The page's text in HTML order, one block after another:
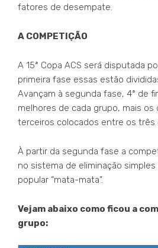
fatores de desempate.
A COMPETIÇÃO
A 15ª Copa ACS será disputada
primeira fase essas estão
Avançam à segunda fase, 4ª de
melhores de cada grupo, mais os
terceiros colocados entre os três
À partir da segunda fase a
no sistema de eliminação
popular “mata-mata”.
Vejam abaixo como ficou a
grupo: